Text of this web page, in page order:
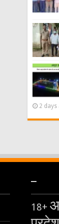
2 days
–
18+